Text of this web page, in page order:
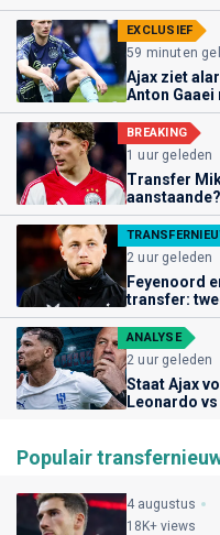
EXCLUSIEF
59 minuten
Ajax ziet
Anton
BREAKING
1 uur geleden
Transfer
2 uur geleden
Feyenoord
transfer:
ANALYSE
2 uur geleden
Staat Ajax
Leonardo
Populair
4 augustus
18K+ views